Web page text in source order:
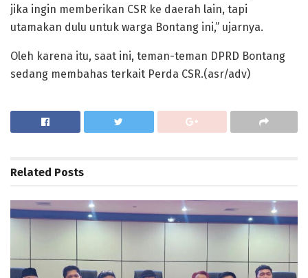
jika ingin memberikan CSR ke daerah lain, tapi
utamakan dulu untuk warga Bontang ini,” ujarnya.
Oleh karena itu, saat ini, teman-teman DPRD Bontang
sedang membahas terkait Perda CSR.(asr/adv)
Related Posts